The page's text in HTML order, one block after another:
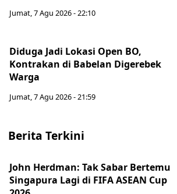
Jumat, 7 Agu 2026 - 22:10
Diduga Jadi Lokasi Open BO,
Kontrakan di Babelan Digerebek
Warga
Jumat, 7 Agu 2026 - 21:59
Berita Terkini
John Herdman: Tak Sabar Bertemu
Singapura Lagi di FIFA ASEAN Cup